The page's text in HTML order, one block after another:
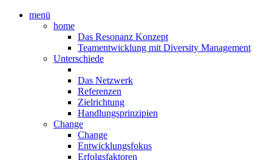
menü
home
Das Resonanz Konzept
Teamentwicklung mit Diversity Management
Unterschiede
Das Netzwerk
Referenzen
Zielrichtung
Handlungsprinzipien
Change
Change
Entwicklungsfokus
Erfolgsfaktoren